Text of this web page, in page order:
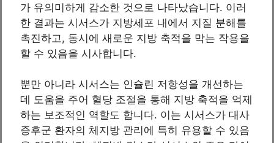
가 유의미하게 감소한 것으로 나타났습니다. 이러
한 결과는 시서스가 지방세포 내에서 지질 분해를
촉진하고, 동시에 새로운 지방 축적을 막는 작용을
할 수 있음을 시사합니다.
뿐만 아니라 시서스는 인슐린 저항성을 개선하는
데 도움을 주어 혈당 조절을 통해 지방 축적을 억제
하는 보조적인 역할도 합니다. 이는 시서스가 대사
증후군 환자의 체지방 관리에 특히 유용할 수 있음